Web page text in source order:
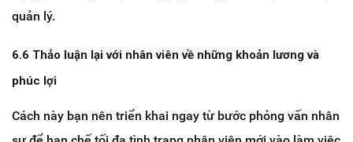
quản lý.
6.6 Thảo luận lại với nhân viên về những khoản lương và
phúc lợi
Cách này bạn nên triển khai ngay từ bước phỏng vấn nhân